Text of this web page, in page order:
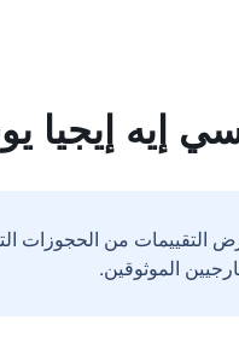
إيه إيجيا
التقييمات من الحجوزات